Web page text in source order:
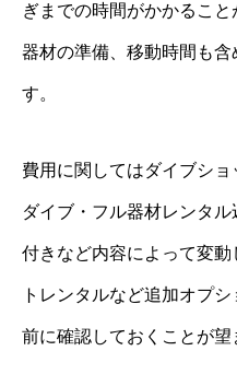
ぎまでの時間がかかるこ
器材の準備、移動時間も
す。
費用に関してはダイブシ
ダイブ・フル器材レンタ
付きなど内容によって変
トレンタルなど追加オプ
前に確認しておくことが望